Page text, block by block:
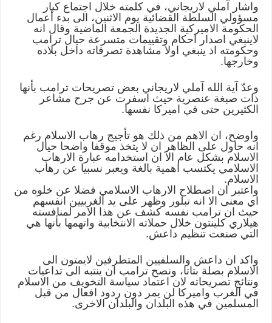
واشار آملي لاريجاني، في كلمته خلال اجتماع كبار
مسؤولي السلطة القضائية يوم الاثنين، الى بدء أعمال
الحكومة الاميركية الجديدة الجمعة الماضية وقال انه
لاينبغي اصدار احكام وتقييمات متسرعة حيال ترامب
وحكومته اذ ينبغي اولا مشاهدة تصرفاته داخل بلاده
وخارجها.
وعدّ آية الله آملي لاريجاني بعض تصريحات ترامب بأنها
ذات صبغة عنصرية حيث اسفرت عن جرح مشاعر
الكثيرين حتى في اميركا نفسها.
واوضح، ان الاهم من ذلك هو تأجيج رهاب الاسلام رغم
انه حاول على الظاهر ان لا يتخذ موقفا واضحا حيال
الاسلام بشكل عام الا ان استخدامه عبارة الارهاب
الاسلامي يكتسب اهمية بالغة ويعبر نسبيا عن رهاب
الاسلام.
واعتبر ان اصطلاح الارهاب الاسلامي فضلا عن خلوه من
اي معنى الا انه تبلور وظهر على يد الغربيين انفسهم
حيث ان ترامب نفسه كشف عن هذا الامر لمنافسته
هيلاري كلينتون خلال حملاته الانتخابية واتهمها بأنها هي
التي صنعت تنظيم داعش.
واكد ان داعش والسلفيين المتطرفين لايمتون الى
الاسلام بصلة بتاتا، ونصح ترامب ان ينتبه الى تداعيات
ونتائج تصريحاته لان اعتماد سياسة التخويف من الاسلام
في الغرب واميركا لن يمر دون ردود افعال من قبل
المسلمين في هذه البلدان والبلدان الاخرى.